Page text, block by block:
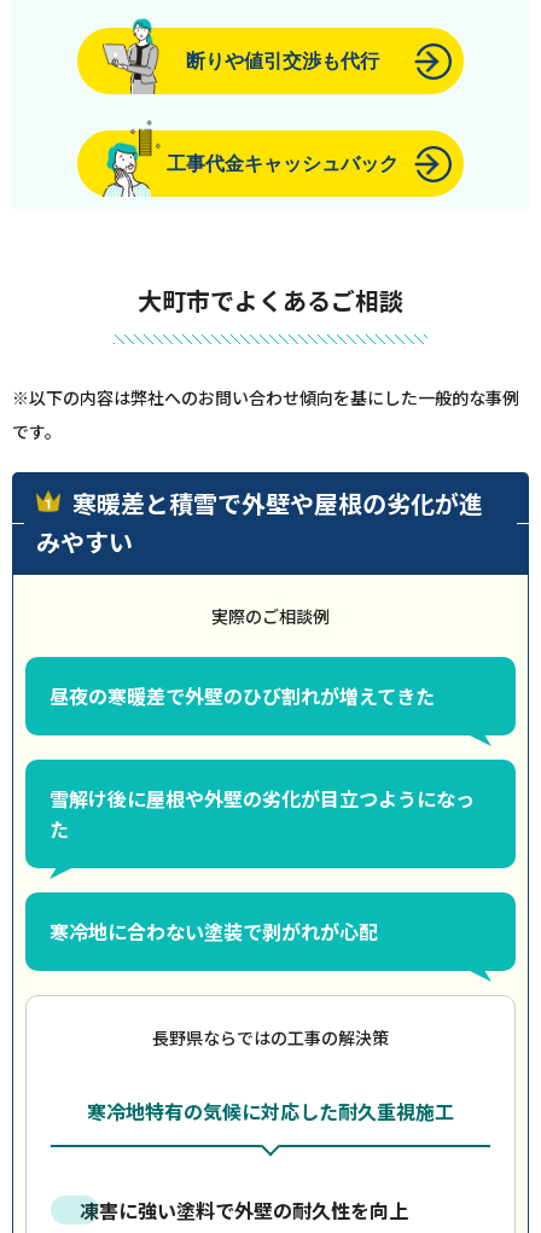
断りや値引交渉も代行
工事代金キャッシュバック
大町市でよくあるご相談
※以下の内容は弊社へのお問い合わせ傾向を基にした一般的な事例
です。
寒暖差と積雪で外壁や屋根の劣化が進
みやすい
実際のご相談例
昼夜の寒暖差で外壁のひび割れが増えてきた
雪解け後に屋根や外壁の劣化が目立つようになっ
た
寒冷地に合わない塗装で剥がれが心配
長野県ならではの工事の解決策
寒冷地特有の気候に対応した耐久重視施工
凍害に強い塗料で外壁の耐久性を向上